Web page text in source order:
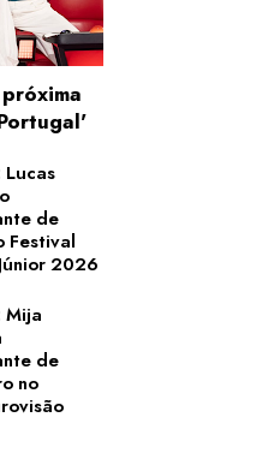
Lucas
de
Festival
2026
Mija
de
no